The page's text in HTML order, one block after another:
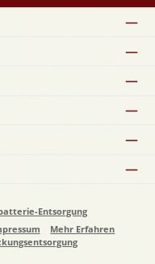
Entsorgung
Mehr Erfahren